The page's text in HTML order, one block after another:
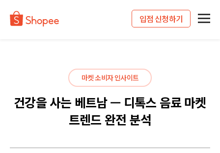
입점 신청하기
마켓 소비자 인사이트
건강을 사는 베트남 — 디톡스 음료 마켓
트렌드 완전 분석